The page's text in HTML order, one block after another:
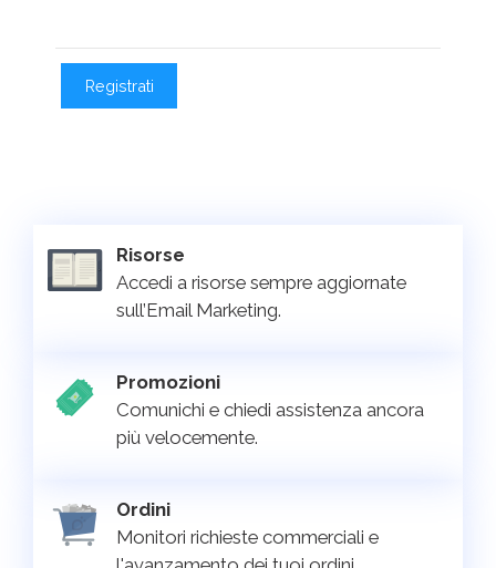
Registrati
Risorse
Accedi a risorse sempre aggiornate
sull’Email Marketing.
Promozioni
Comunichi e chiedi assistenza ancora
più velocemente.
Ordini
Monitori richieste commerciali e